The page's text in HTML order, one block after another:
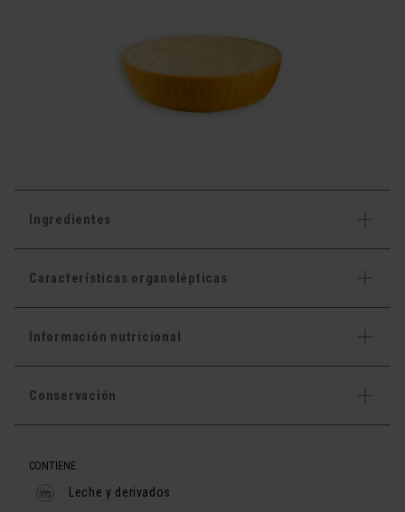
Ingredientes
Características organolépticas
Información nutricional
Conservación
CONTIENE:
Leche y derivados